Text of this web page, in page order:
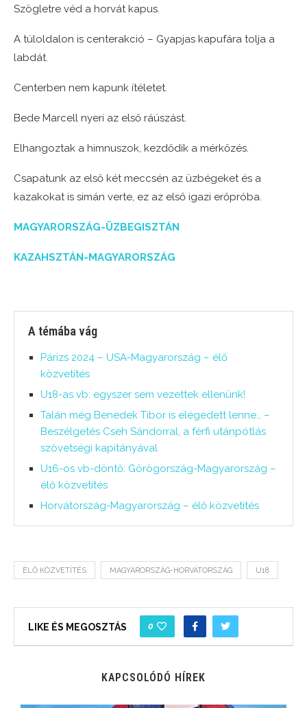
Szögletre véd a horvát kapus.
A túloldalon is centerakció – Gyapjas kapufára tolja a
labdát.
Centerben nem kapunk ítéletet.
Bede Marcell nyeri az első ráúszást.
Elhangoztak a himnuszok, kezdődik a mérkőzés.
Csapatunk az első két meccsén az üzbégeket és a
kazakokat is simán verte, ez az első igazi erőpróba.
MAGYARORSZÁG-ÜZBEGISZTÁN
KAZAHSZTÁN-MAGYARORSZÁG
A témába vág
Párizs 2024 – USA-Magyarország – élő
közvetítés
U18-as vb: egyszer sem vezettek ellenünk!
Talán még Benedek Tibor is elégedett lenne… –
Beszélgetés Cseh Sándorral, a férfi utánpótlás
szövetségi kapitányával
U16-os vb-döntő: Görögország-Magyarország –
élő közvetítés
Horvátország-Magyarország – élő közvetítés
ÉLŐ KÖZVETÍTÉS MAGYARORSZÁG-HORVÁTORSZÁG U18
LIKE ÉS MEGOSZTÁS 0
KAPCSOLÓDÓ HÍREK